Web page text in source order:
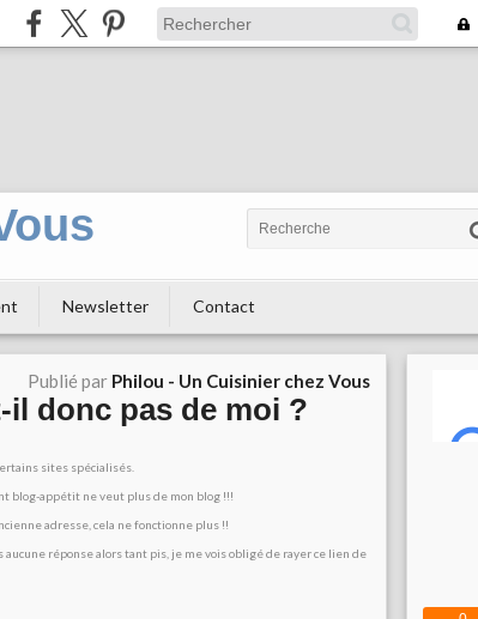
Newsletter Contact
Publié par Philou - Un Cuisinier chez Vous
donc pas de moi ?
sites spécialisés.
blog-appétit ne veut plus de mon blog !!!
adresse, cela ne fonctionne plus !!
réponse alors tant pis, je me vois obligé de rayer ce lien de